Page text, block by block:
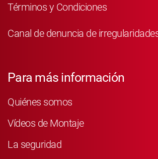
Términos y Condiciones
Canal de denuncia de
Para más información
Quiénes somos
Vídeos de Montaje
La seguridad